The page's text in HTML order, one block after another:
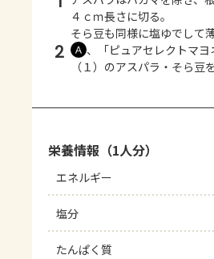
４ｃｍ長さに切る。
そら豆も同様に塩ゆでして
2 Ａ 、「ピュアセレクトマヨ
（１）のアスパラ・そら豆
栄養情報（1人分）
エネルギー
塩分
たんぱく質